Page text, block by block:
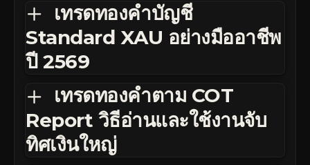
เทรดทองคำบัญชี
Standard XAU อย่างมืออาชีพ
ปี 2569
เทรดทองคำตาม COT
Report วิธีอ่านและใช้งานจับ
ทิศเงินใหญ่